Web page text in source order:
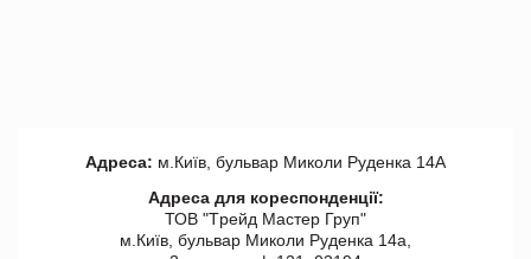
Адреса: м.Київ, бульвар Миколи Руденка 14А
Адреса для кореспонденції:
ТОВ "Tрейд Мастер Груп"
м.Київ, бульвар Миколи Руденка 14а,